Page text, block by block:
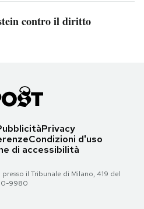
contro il diritto
Privacy
Condizioni d'uso
di accessibilità
il Tribunale di Milano, 419 del
9980